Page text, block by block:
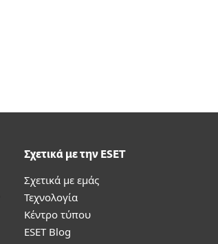
Σχετικά με την ESET
Σχετικά με εμάς
Τεχνολογία
Κέντρο τύπου
ESET Blog